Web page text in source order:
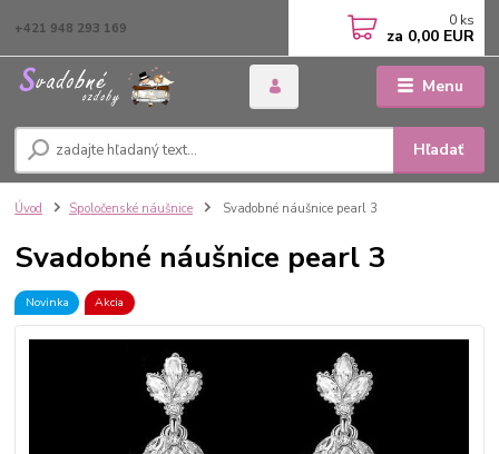
Menu
Hľadať
+421 948 293 169 0 ks
za 0,00 EUR
Úvod Spoločenské náušnice Svadobné náušnice pearl 3
Svadobné náušnice pearl 3
Novinka Akcia